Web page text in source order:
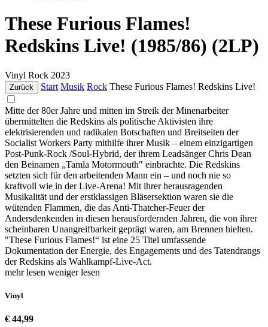
These Furious Flames!
Redskins Live! (1985/86) (2LP)
Vinyl Rock 2023
Zurück Start Musik Rock These Furious Flames! Redskins Live!
Mitte der 80er Jahre und mitten im Streik der Minenarbeiter
übermittelten die Redskins als politische Aktivisten ihre
elektrisierenden und radikalen Botschaften und Breitseiten der
Socialist Workers Party mithilfe ihrer Musik – einem einzigartigen
Post-Punk-Rock /Soul-Hybrid, der ihrem Leadsänger Chris Dean
den Beinamen „Tamla Motormouth" einbrachte. Die Redskins
setzten sich für den arbeitenden Mann ein – und noch nie so
kraftvoll wie in der Live-Arena! Mit ihrer herausragenden
Musikalität und der erstklassigen Bläsersektion waren sie die
wütenden Flammen, die das Anti-Thatcher-Feuer der
Andersdenkenden in diesen herausfordernden Jahren, die von ihrer
scheinbaren Unangreifbarkeit geprägt waren, am Brennen hielten.
"These Furious Flames!“ ist eine 25 Titel umfassende
Dokumentation der Energie, des Engagements und des Tatendrangs
der Redskins als Wahlkampf-Live-Act.
mehr lesen weniger lesen
Vinyl
€ 44,99